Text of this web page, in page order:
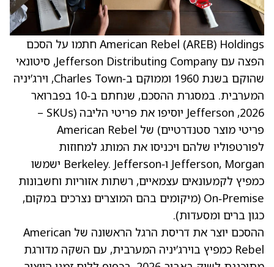
American Rebel (AREB) Holdings חתמו על הסכם
הפצה עם Jefferson Distributing Company, סיטונאי
שהוקם בשנת 1960 וממוקם ב‑Charles Town, וירג’יניה
המערבית. במסגרת ההסכם, שנחתם ב‑10 בפברואר
2026, Jefferson יוסיפו את פריטי הליבה (SKUs –
פריטי מוצר סטנדרטיים) של American Rebel
לפורטפוליו שלהם ויכניסו את המותג למחוזות
Jefferson, Morgan ו‑Berkeley. Jefferson ישמשו
כמפיץ לקמעונאים עצמאיים, רשתות אזוריות וחשבונות
On‑Premise (מיקומים בהם המוצרים נצרכים במקום,
כגון ברים ומסעדות).
ההסכם יוצר את דריסת הרגל הראשונה של American
Rebel כמפיץ בוירג’יניה המערבית, עם השקה מדורגת